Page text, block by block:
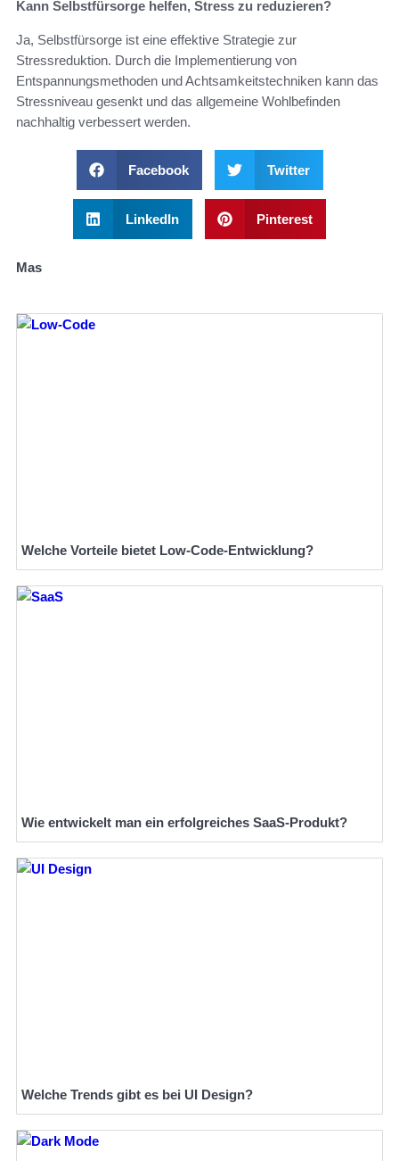
Kann Selbstfürsorge helfen, Stress zu reduzieren?
Ja, Selbstfürsorge ist eine effektive Strategie zur
Stressreduktion. Durch die Implementierung von
Entspannungsmethoden und Achtsamkeitstechniken kann das
Stressniveau gesenkt und das allgemeine Wohlbefinden
nachhaltig verbessert werden.
Facebook Twitter
LinkedIn Pinterest
Mas
Welche Vorteile bietet Low-Code-Entwicklung?
Wie entwickelt man ein erfolgreiches SaaS-Produkt?
Welche Trends gibt es bei UI Design?